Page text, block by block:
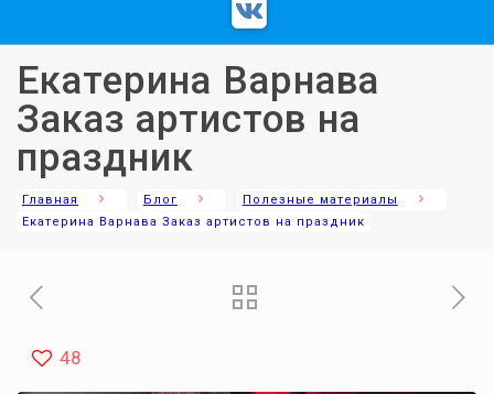
Екатерина Варнава
Заказ артистов на
праздник
Главная Блог
Полезные материалы
Екатерина Варнава Заказ артистов на праздник
48